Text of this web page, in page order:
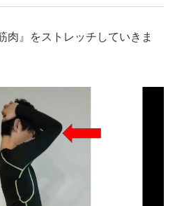
』をストレッチしていきま